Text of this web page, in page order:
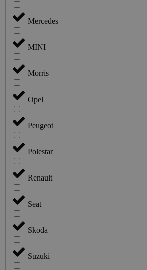
Mercedes
MINI
Morris
Opel
Peugeot
Polestar
Renault
Seat
Skoda
Suzuki